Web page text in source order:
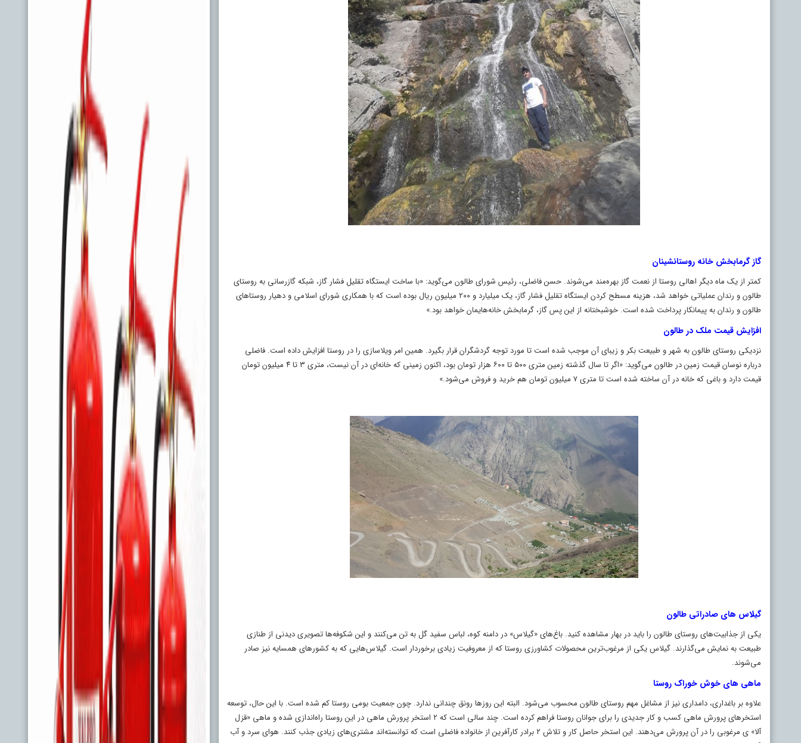
گاز گرمابخش خانه روستانشینان
کم­تر از یک ماه دیگر اهالی روستا از نعمت گاز بهره‌مند می‌شوند. حسن فاضلی، رئیس شورای طالون می‌گوید: «با ساخت ایستگاه تقلیل فشار گاز، شبکه گازرسانی به روستای
طالون و رندان عملیاتی خواهد شد، هزینه مسطح کردن ایستگاه تقلیل فشار گاز، یک میلیارد و ۲۰۰ میلیون ریال بوده است که با همکاری شورای اسلامی و دهیار روستاهای
طالون و رندان به پیمانکار پرداخت شده است. خوشبختانه از این پس گاز، گرمابخش خانه‌هایمان خواهد بود.»
افزایش قیمت ملک در طالون
نزدیکی روستای طالون به شهر و طبیعت بکر و زیبای آن موجب شده است تا مورد توجه گردشگران قرار بگیرد. همین امر ویلاسازی را در روستا افزایش داده است. فاضلی
درباره نوسان قیمت زمین در طالون می‌گوید: «اگر تا سال گذشته زمین متری ۵۰۰ تا ۶۰۰ هزار تومان بود، اکنون زمینی که خانه‌ای در آن نیست، متری ۳ تا ۴ میلیون تومان
قیمت دارد و باغی که خانه در آن ساخته شده است تا متری ۷ میلیون تومان هم خرید و فروش می‌شود.»
گیلاس‌ های صادراتی طالون
یکی از جذابیت‌های روستای طالون را باید در بهار مشاهده کنید. باغ‌های «گیلاس» در دامنه کوه، لباس سفید گل به تن می‌کنند و این شکوفه‌ها تصویری دیدنی از طنازی
طبیعت به نمایش می‌گذارند. گیلاس یکی از مرغوب‌ترین محصولات کشاورزی روستا که از معروفیت زیادی برخوردار است. گیلاس‌هایی که به کشورهای همسایه نیز صادر
می‌شوند.
ماهی‌ های خوش خوراک روستا
علاوه بر باغداری، دامداری نیز از مشاغل مهم روستای طالون محسوب می‌شود. البته این روزها رونق چندانی ندارد. چون جمعیت بومی روستا کم شده است. با این حال، توسعه
استخرهای پرورش ماهی کسب و کار جدیدی را برای جوانان روستا فراهم کرده است. چند سالی است که ۲ استخر پرورش ماهی در این روستا راه‌اندازی شده و ماهی «قزل
آلا» ی مرغوبی را در آن پرورش می‌دهند. این استخر حاصل کار و تلاش ۲ برادر کارآفرین از خانواده فاضلی است که توانسته‌اند مشتری‌های زیادی جذب کنند. هوای سرد و آب